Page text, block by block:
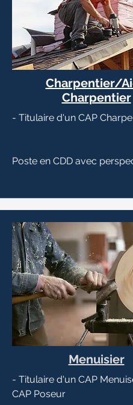
Charpentier/
Charpentier
- Titulaire d'un CAP
Poste en CDD avec
Menuisier
- Titulaire d'un CAP
CAP Poseur